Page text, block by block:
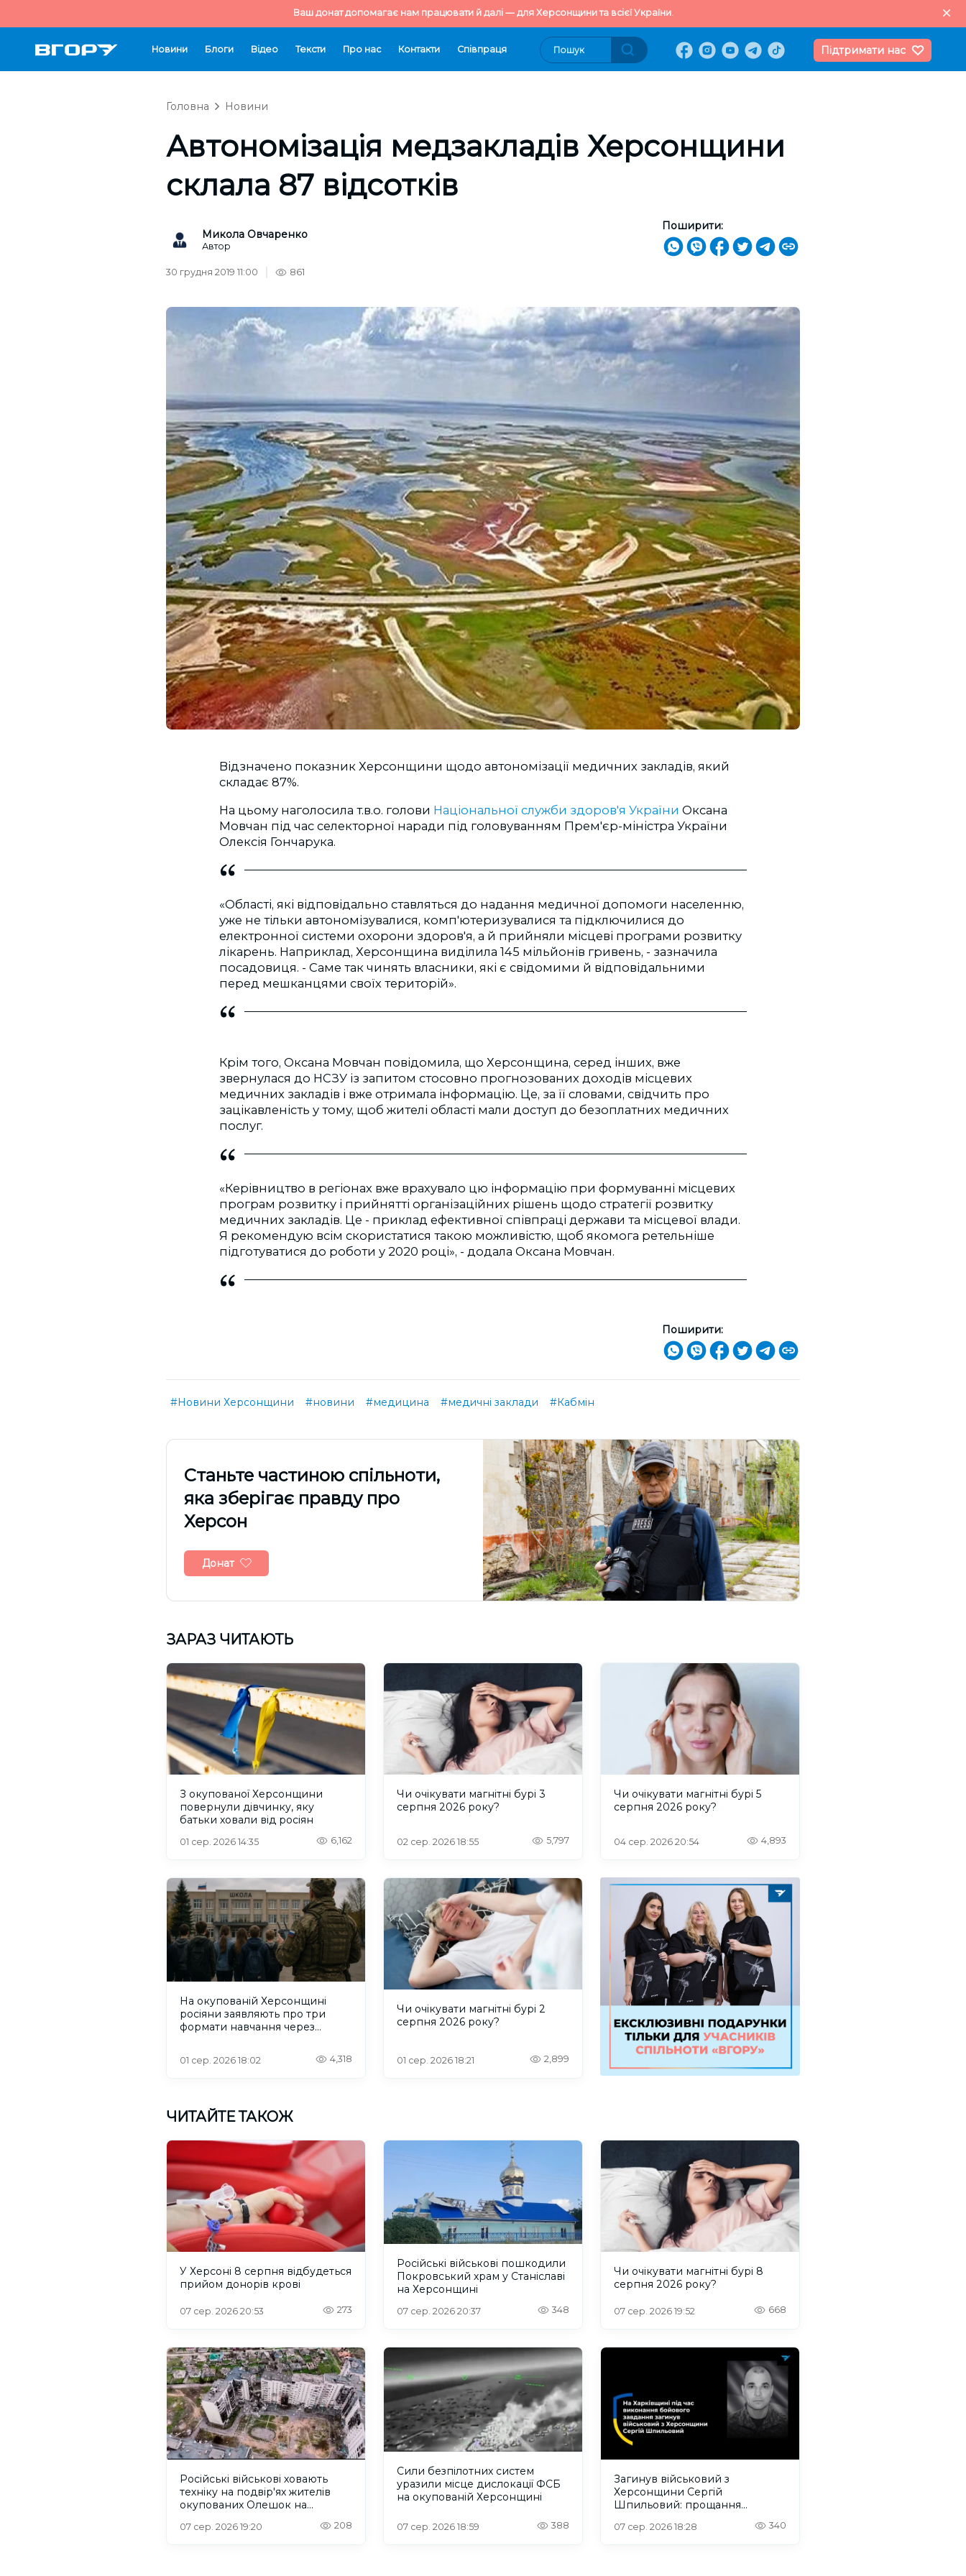
Ваш донат допомагає нам працювати й далі — для Херсонщини та всієї України.
Новини Блоги Відео Тексти Про нас Контакти Cпівпраця Підтримати нас
Головна Новини
Автономізація медзакладів Херсонщини
склала 87 відсотків
Микола Овчаренко
Автор
Поширити:
30 грудня 2019 11:00 861
Відзначено показник Херсонщини щодо автономізації медичних закладів, який
складає 87%.
На цьому наголосила т.в.о. голови Національної служби здоров'я України Оксана
Мовчан під час селекторної наради під головуванням Прем'єр-міністра України
Олексія Гончарука.
«Області, які відповідально ставляться до надання медичної допомоги населенню,
уже не тільки автономізувалися, комп'ютеризувалися та підключилися до
електронної системи охорони здоров'я, а й прийняли місцеві програми розвитку
лікарень. Наприклад, Херсонщина виділила 145 мільйонів гривень, - зазначила
посадовиця. - Саме так чинять власники, які є свідомими й відповідальними
перед мешканцями своїх територій».
Крім того, Оксана Мовчан повідомила, що Херсонщина, серед інших, вже
звернулася до НСЗУ із запитом стосовно прогнозованих доходів місцевих
медичних закладів і вже отримала інформацію. Це, за її словами, свідчить про
зацікавленість у тому, щоб жителі області мали доступ до безоплатних медичних
послуг.
«Керівництво в регіонах вже врахувало цю інформацію при формуванні місцевих
програм розвитку і прийнятті організаційних рішень щодо стратегії розвитку
медичних закладів. Це - приклад ефективної співпраці держави та місцевої влади.
Я рекомендую всім скористатися такою можливістю, щоб якомога ретельніше
підготуватися до роботи у 2020 році», - додала Оксана Мовчан.
Поширити:
#Новини Херсонщини #новини #медицина #медичні заклади #Кабмін
Cтаньте частиною спільноти,
яка зберігає правду про
Херсон
Донат
ЗАРАЗ ЧИТАЮТЬ
З окупованої Херсонщини
повернули дівчинку, яку
батьки ховали від росіян
01 сер. 2026 14:35 6,162
Чи очікувати магнітні бурі 3
серпня 2026 року?
02 сер. 2026 18:55 5,797
Чи очікувати магнітні бурі 5
серпня 2026 року?
04 сер. 2026 20:54 4,893
На окупованій Херсонщині
росіяни заявляють про три
формати навчання через
01 сер. 2026 18:02 4,318
Чи очікувати магнітні бурі 2
серпня 2026 року?
01 сер. 2026 18:21 2,899
ЧИТАЙТЕ ТАКОЖ
У Херсоні 8 серпня відбудеться
прийом донорів крові
07 сер. 2026 20:53 273
Російські військові пошкодили
Покровський храм у Станіславі
на Херсонщині
07 сер. 2026 20:37 348
Чи очікувати магнітні бурі 8
серпня 2026 року?
07 сер. 2026 19:52 668
Російські військові ховають
техніку на подвір'ях жителів
окупованих Олешок на
07 сер. 2026 19:20 208
Сили безпілотних систем
уразили місце дислокації ФСБ
на окупованій Херсонщині
07 сер. 2026 18:59 388
Загинув військовий з
Херсонщини Сергій
Шпильовий: прощання
07 сер. 2026 18:28 340